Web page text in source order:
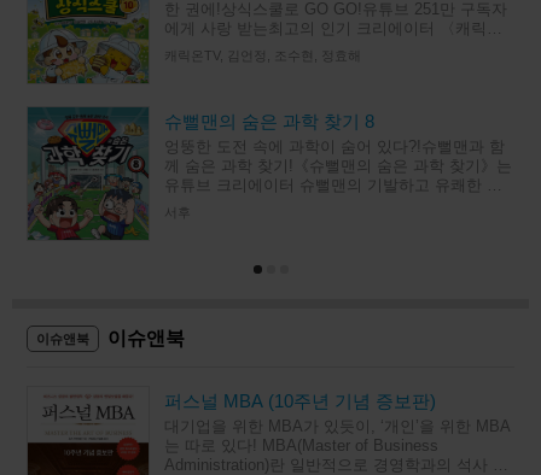
한 권에!상식스쿨로 GO GO!유튜브 251만 구독자
에게 사랑 받는최고의 인기 크리에이터 〈캐릭온
TV〉의초등 상식 학습 스토리북 10번째 이야기!허
캐릭온TV, 김언정, 조수현, 정효해
슈뻘맨의 숨은 과학 찾기 8
엉뚱한 도전 속에 과학이 숨어 있다?!슈뻘맨과 함
께 숨은 과학 찾기!《슈뻘맨의 숨은 과학 찾기》는
유튜브 크리에이터 슈뻘맨의 기발하고 유쾌한 도
전을 함께하며, 그 속에 숨은 과학 원리와 상식을
서후
이슈앤북 이슈앤북
퍼스널 MBA (10주년 기념 증보판)
대기업을 위한 MBA가 있듯이, ‘개인’을 위한 MBA
는 따로 있다! MBA(Master of Business
Administration)란 일반적으로 경영학과의 석사 과